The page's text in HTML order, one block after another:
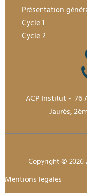
Présentation
Cycle 1
Cycle 2
ACP Institut - 76
Jaurès,
Copyright © 2026
Mentions légales